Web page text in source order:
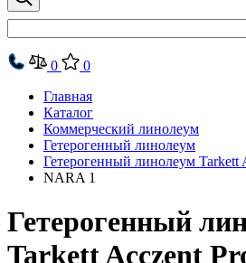
0
0
Главная
Каталог
Коммерческий линолеум
Гетерогенный линолеум
Гетерогенный линолеум Tarkett
NARA 1
Гетерогенный
Tarkett Acczent